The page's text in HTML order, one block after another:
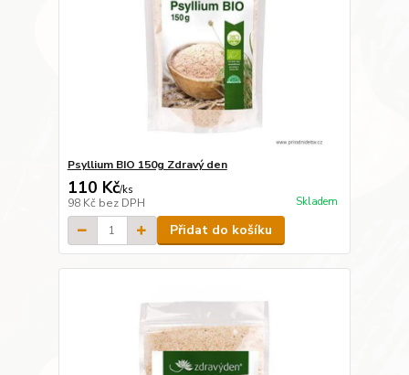
Psyllium BIO 150g Zdravý den
110 Kč/ks
98 Kč bez DPH Skladem
Přidat do košíku